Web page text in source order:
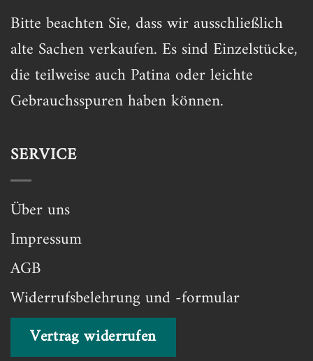
Bitte beachten Sie, dass wir ausschließlich
alte Sachen verkaufen. Es sind Einzelstücke,
die teilweise auch Patina oder leichte
Gebrauchsspuren haben können.
SERVICE
Über uns
Impressum
AGB
Widerrufsbelehrung und -formular
Vertrag widerrufen